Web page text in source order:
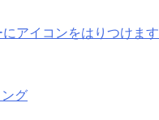
アイコンをはりつけます
グ